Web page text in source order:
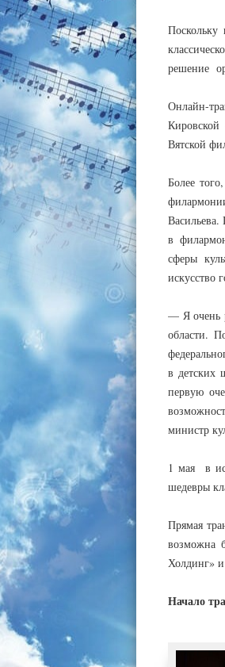
решение
Онлайн-
Вятской
Более
в
сферы
искусство
— Я очень
области.
в детских
первую
министр
1 мая в
шедевры
Прямая
возможна
Холдинг»
Начало